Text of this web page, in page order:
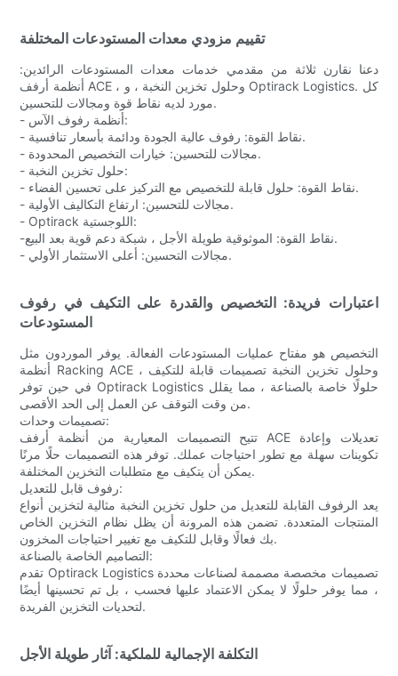
تقييم مزودي معدات المستودعات المختلفة
دعنا نقارن ثلاثة من مقدمي خدمات معدات المستودعات الرائدين:
أنظمة أرفف ACE ، وحلول تخزين النخبة ، و Optirack Logistics. كل
مورد لديه نقاط قوة ومجالات للتحسين.
- أنظمة رفوف الآس:
- نقاط القوة: رفوف عالية الجودة ودائمة بأسعار تنافسية.
- مجالات للتحسين: خيارات التخصيص المحدودة.
- حلول تخزين النخبة:
- نقاط القوة: حلول قابلة للتخصيص مع التركيز على تحسين الفضاء.
- مجالات للتحسين: ارتفاع التكاليف الأولية.
- Optirack اللوجستية:
-نقاط القوة: الموثوقية طويلة الأجل ، شبكة دعم قوية بعد البيع.
- مجالات التحسين: أعلى الاستثمار الأولي.
اعتبارات فريدة: التخصيص والقدرة على التكيف في رفوف
المستودعات
التخصيص هو مفتاح عمليات المستودعات الفعالة. يوفر الموردون مثل
أنظمة Racking ACE وحلول تخزين النخبة تصميمات قابلة للتكيف ،
في حين توفر Optirack Logistics حلولًا خاصة بالصناعة ، مما يقلل
من وقت التوقف عن العمل إلى الحد الأقصى.
تصميمات وحدات:
تتيح التصميمات المعيارية من أنظمة أرفف ACE تعديلات وإعادة
تكوينات سهلة مع تطور احتياجات عملك. توفر هذه التصميمات حلًا مرنًا
يمكن أن يتكيف مع متطلبات التخزين المختلفة.
رفوف قابل للتعديل:
يعد الرفوف القابلة للتعديل من حلول تخزين النخبة مثالية لتخزين أنواع
المنتجات المتعددة. تضمن هذه المرونة أن يظل نظام التخزين الخاص
بك فعالًا وقابل للتكيف مع تغيير احتياجات المخزون.
التصاميم الخاصة بالصناعة:
تقدم Optirack Logistics تصميمات مخصصة مصممة لصناعات محددة
، مما يوفر حلولًا لا يمكن الاعتماد عليها فحسب ، بل تم تحسينها أيضًا
لتحديات التخزين الفريدة.
التكلفة الإجمالية للملكية: آثار طويلة الأجل